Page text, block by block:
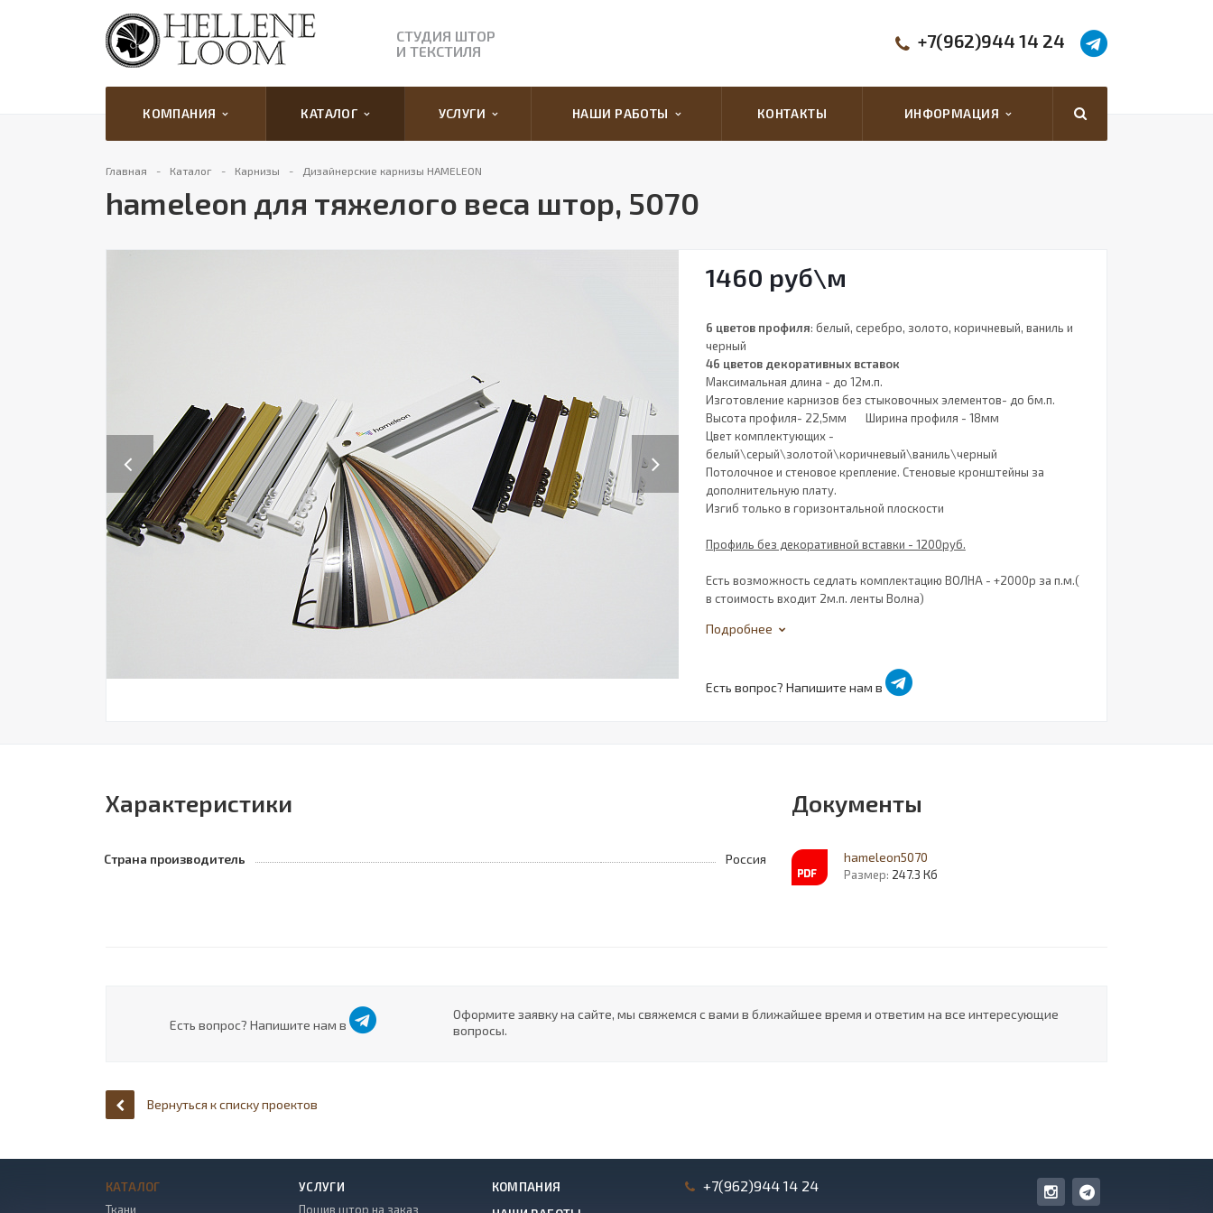
СТУДИЯ ШТОР
И ТЕКСТИЛЯ
+7(962)944 14 24
КОМПАНИЯ КАТАЛОГ УСЛУГИ НАШИ РАБОТЫ КОНТАКТЫ ИНФОРМАЦИЯ
Главная Каталог Карнизы Дизайнерские карнизы HAMELEON
hameleon для тяжелого веса штор, 5070
1460 руб\м
6 цветов профиля: белый, серебро, золото, коричневый, ваниль и
черный
46 цветов декоративных вставок
Максимальная длина - до 12м.п.
Изготовление карнизов без стыковочных элементов- до 6м.п.
Высота профиля- 22,5мм Ширина профиля - 18мм
Цвет комплектующих -
белый\серый\золотой\коричневый\ваниль\черный
Потолочное и стеновое крепление. Стеновые кронштейны за
дополнительную плату.
Изгиб только в горизонтальной плоскости
Профиль без декоративной вставки - 1200руб.
Есть возможность седлать комплектацию ВОЛНА - +2000р за п.м.(
в стоимость входит 2м.п. ленты Волна)
Подробнее
Есть вопрос? Напишите нам в
Характеристики
Страна производитель Россия
Документы
hameleon5070
Размер: 247.3 Кб
Есть вопрос? Напишите нам в
Оформите заявку на сайте, мы свяжемся с вами в ближайшее время и ответим на все интересующие
вопросы.
Вернуться к списку проектов
КАТАЛОГ
Ткани
УСЛУГИ
Пошив штор на заказ
КОМПАНИЯ
+7(962)944 14 24